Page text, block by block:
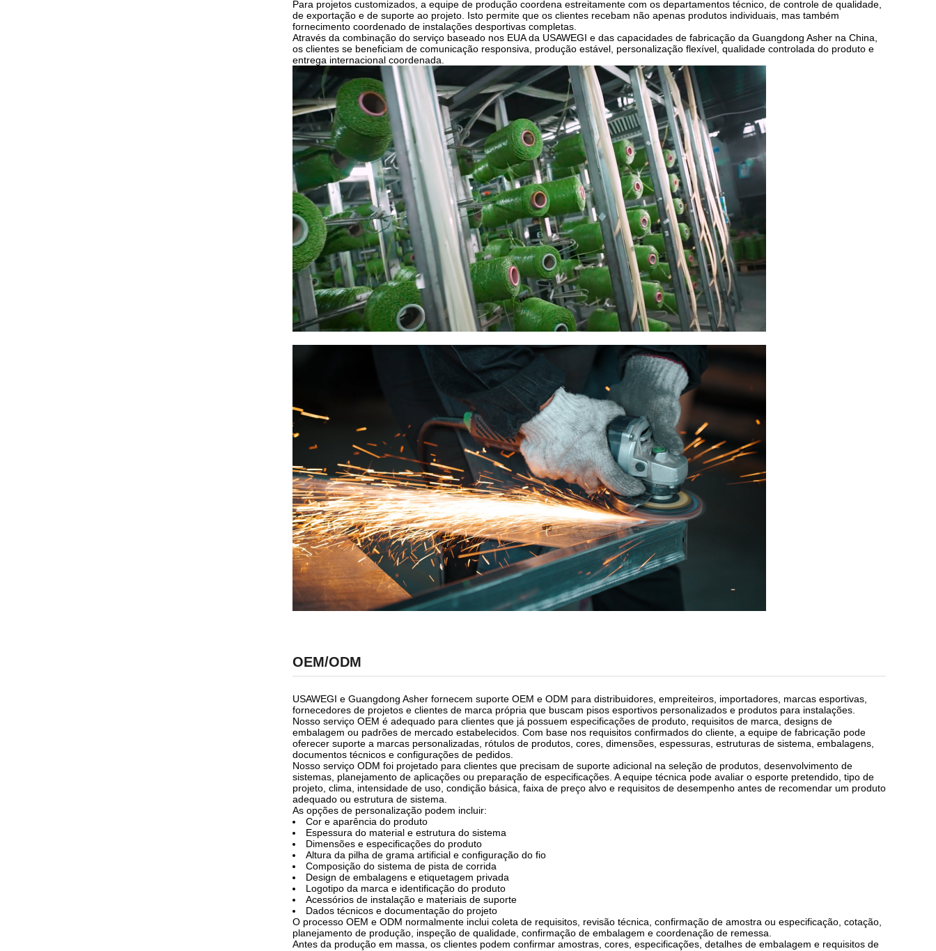
Para projetos customizados, a equipe de produção coordena estreitamente com os departamentos técnico, de controle de qualidade,
de exportação e de suporte ao projeto. Isto permite que os clientes recebam não apenas produtos individuais, mas também
fornecimento coordenado de instalações desportivas completas.
Através da combinação do serviço baseado nos EUA da USAWEGI e das capacidades de fabricação da Guangdong Asher na China,
os clientes se beneficiam de comunicação responsiva, produção estável, personalização flexível, qualidade controlada do produto e
entrega internacional coordenada.
OEM/ODM
USAWEGI e Guangdong Asher fornecem suporte OEM e ODM para distribuidores, empreiteiros, importadores, marcas esportivas,
fornecedores de projetos e clientes de marca própria que buscam pisos esportivos personalizados e produtos para instalações.
Nosso serviço OEM é adequado para clientes que já possuem especificações de produto, requisitos de marca, designs de
embalagem ou padrões de mercado estabelecidos. Com base nos requisitos confirmados do cliente, a equipe de fabricação pode
oferecer suporte a marcas personalizadas, rótulos de produtos, cores, dimensões, espessuras, estruturas de sistema, embalagens,
documentos técnicos e configurações de pedidos.
Nosso serviço ODM foi projetado para clientes que precisam de suporte adicional na seleção de produtos, desenvolvimento de
sistemas, planejamento de aplicações ou preparação de especificações. A equipe técnica pode avaliar o esporte pretendido, tipo de
projeto, clima, intensidade de uso, condição básica, faixa de preço alvo e requisitos de desempenho antes de recomendar um produto
adequado ou estrutura de sistema.
As opções de personalização podem incluir:
Cor e aparência do produto
Espessura do material e estrutura do sistema
Dimensões e especificações do produto
Altura da pilha de grama artificial e configuração do fio
Composição do sistema de pista de corrida
Design de embalagens e etiquetagem privada
Logotipo da marca e identificação do produto
Acessórios de instalação e materiais de suporte
Dados técnicos e documentação do projeto
O processo OEM e ODM normalmente inclui coleta de requisitos, revisão técnica, confirmação de amostra ou especificação, cotação,
planejamento de produção, inspeção de qualidade, confirmação de embalagem e coordenação de remessa.
Antes da produção em massa, os clientes podem confirmar amostras, cores, especificações, detalhes de embalagem e requisitos de